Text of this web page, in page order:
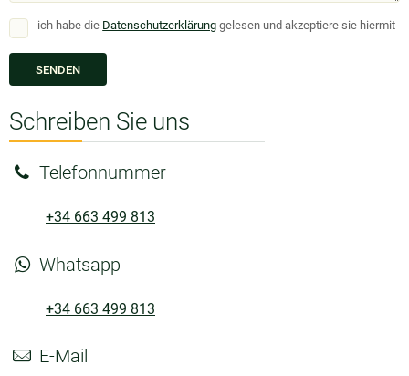
ich habe die Datenschutzerklärung gelesen und akzeptiere sie hiermit
Schreiben Sie uns
Telefonnummer
+34 663 499 813
Whatsapp
+34 663 499 813
E-Mail